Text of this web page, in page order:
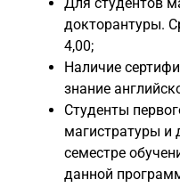
докторантуры.
4,00;
Наличие
знание
Студенты
магистратуры и
семестре
данной